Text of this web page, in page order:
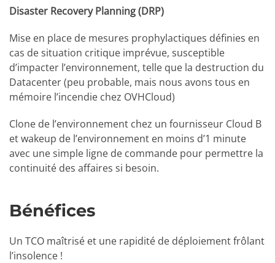
Disaster Recovery Planning (DRP)
Mise en place de mesures prophylactiques définies en
cas de situation critique imprévue, susceptible
d’impacter l’environnement, telle que la destruction du
Datacenter (peu probable, mais nous avons tous en
mémoire l’incendie chez OVHCloud)
Clone de l’environnement chez un fournisseur Cloud B
et wakeup de l’environnement en moins d’1 minute
avec une simple ligne de commande pour permettre la
continuité des affaires si besoin.
Bénéfices
Un TCO maîtrisé et une rapidité de déploiement frôlant
l’insolence !